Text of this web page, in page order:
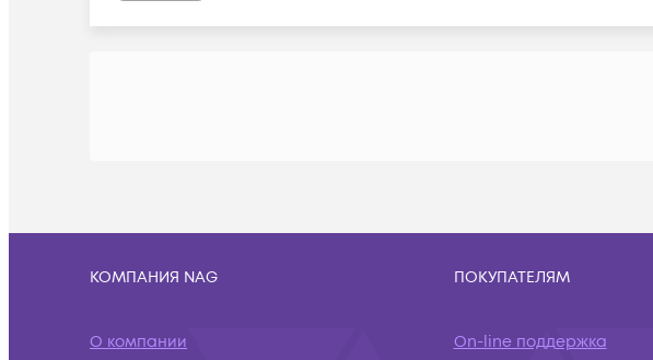
КОМПАНИЯ NAG
О компании
ПОКУПАТЕЛЯМ
On-line поддержка